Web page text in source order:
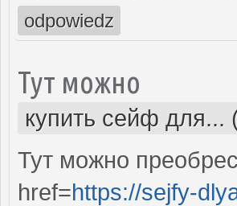
odpowiedz
Тут можно
купить сейф для...
Тут можно
href=https://sejfy-